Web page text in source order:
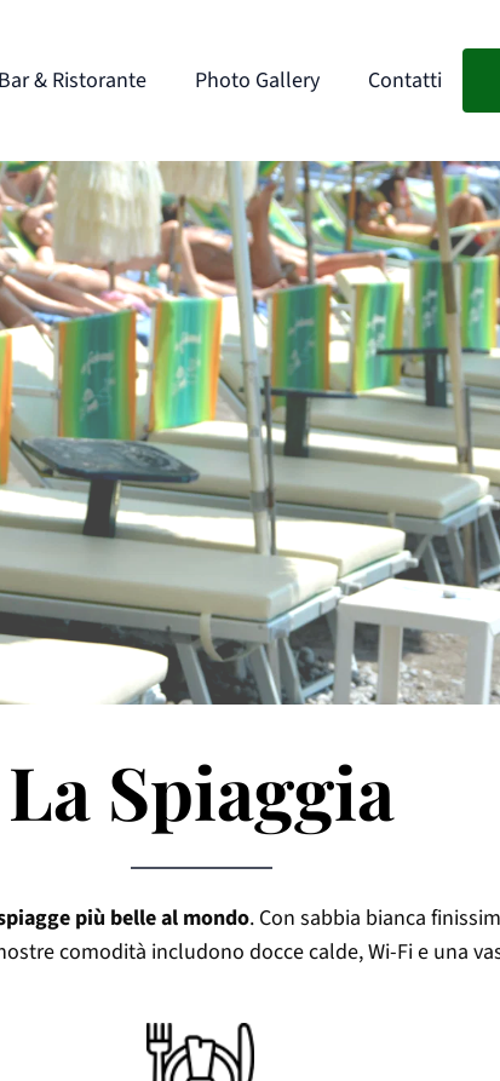
Bar & Ristorante Photo Gallery Contatti
La Spiaggia
più belle al mondo. Con sabbia bianca
comodità includono docce calde, Wi-Fi e una